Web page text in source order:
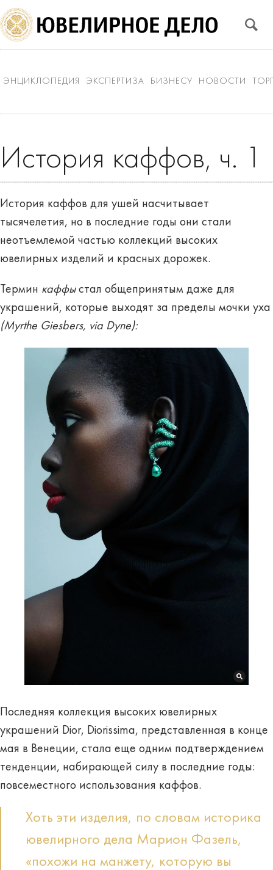
ЭНЦИКЛОПЕДИЯ ЭКСПЕРТИЗА БИЗНЕСУ НОВОСТИ
История каффов, ч. 1
История каффов для ушей насчитывает
тысячелетия, но в последние годы они стали
неотъемлемой частью коллекций высоких
ювелирных изделий и красных дорожек.
Термин каффыстал общепринятым даже для
украшений, которые выходят за пределы мочки уха
(Myrthe Giesbers, via Dyne):
Последняя коллекция высоких ювелирных
украшений Dior, Diorissima, представленная в конце
мая в Венеции, стала еще одним подтверждением
тенденции, набирающей силу в последние годы:
повсеместного использования каффов.
Хоть эти изделия, по словам историка
ювелирного дела Марион Фазель,
«похожи на манжету, которую вы